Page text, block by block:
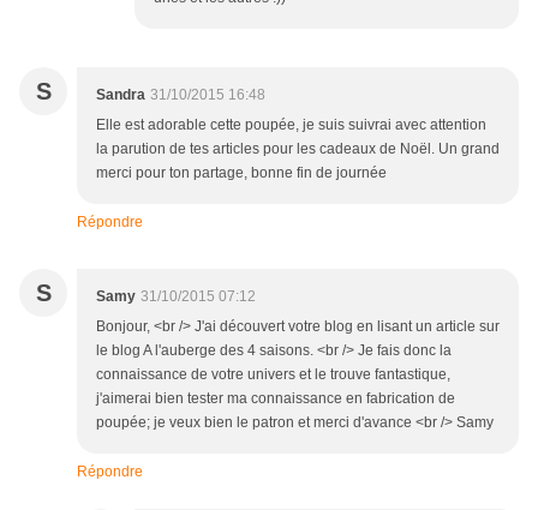
S Sandra 31/10/2015 16:48
Elle est adorable cette poupée, je suis suivrai avec attention
la parution de tes articles pour les cadeaux de Noël. Un grand
merci pour ton partage, bonne fin de journée
Répondre
S Samy 31/10/2015 07:12
Bonjour, <br /> J'ai découvert votre blog en lisant un article sur
le blog A l'auberge des 4 saisons. <br /> Je fais donc la
connaissance de votre univers et le trouve fantastique,
j'aimerai bien tester ma connaissance en fabrication de
poupée; je veux bien le patron et merci d'avance <br /> Samy
Répondre